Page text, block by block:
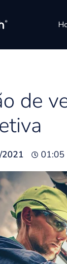
de
01:05